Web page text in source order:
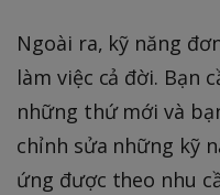
Ngoài ra, kỹ năng
làm việc cả đời. Bạn
những thứ mới và
chỉnh sửa những kỹ
ứng được theo nhu